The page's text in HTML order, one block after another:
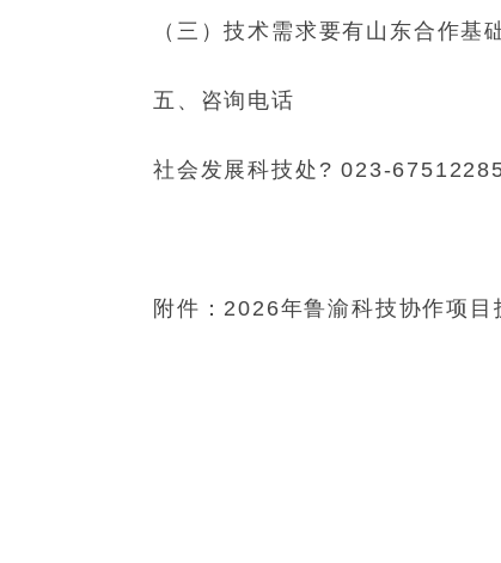
（三）技术需求要有山东合作基
五、咨询电话
社会发展科技处? 023-
附件：2026年鲁渝科技协作项目